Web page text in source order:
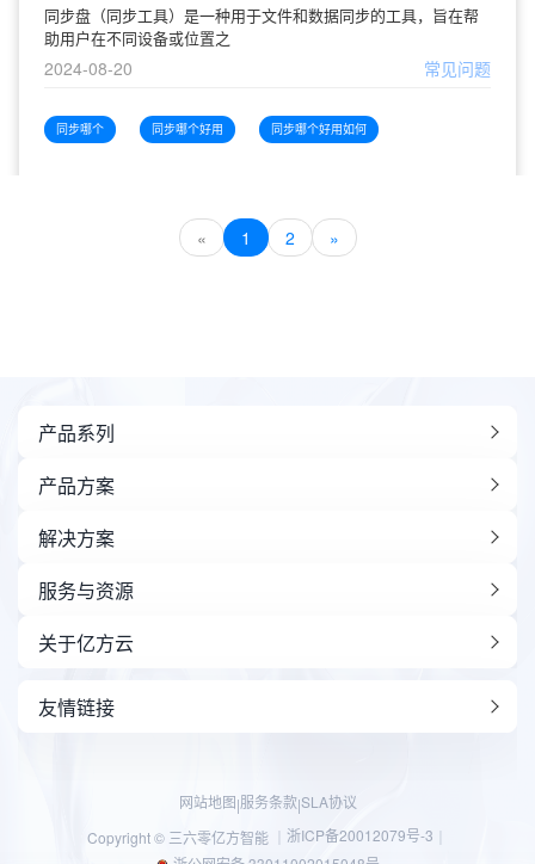
同步盘（同步工具）是一种用于文件和数据同步的工具，旨在帮
助用户在不同设备或位置之
2024-08-20 常见问题
同步哪个 同步哪个好用 同步哪个好用如何
« 1 2 »
产品系列
产品方案
解决方案
服务与资源
关于亿方云
友情链接
网站地图|服务条款|SLA协议
Copyright © 三六零亿方智能 ｜ 浙ICP备20012079号-3